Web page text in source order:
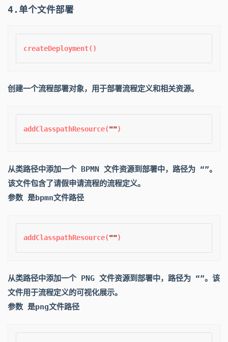
4.单个文件部署
创建一个流程部署对象，用于部署流程定义和相关资源。
addClasspathResource(""
从类路径中添加一个 BPMN 文件资源到部署中，路径为 “”。
该文件包含了请假申请流程的流程定义。
参数 是bpmn文件路径
addClasspathResource(""
从类路径中添加一个 PNG 文件资源到部署中，路径为 “”。该
文件用于流程定义的可视化展示。
参数 是png文件路径